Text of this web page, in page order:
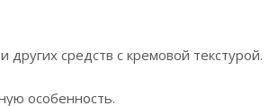
средств с кремовой текстурой.
особенность.